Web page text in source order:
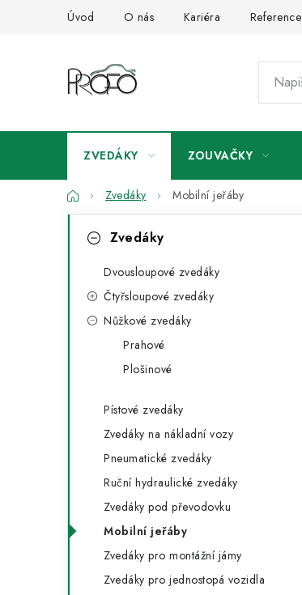
Úvod O nás Kariéra Reference
ZVEDÁKY ZOUVAČKY
DomůZvedáky Mobilní jeřáby
a
kategorieZvedáky
Dvousloupové zvedáky
Čtyřsloupové zvedáky
Nůžkové zvedáky
Prahové
Plošinové
Pístové zvedáky
Zvedáky na nákladní vozy
Pneumatické zvedáky
Ruční hydraulické zvedáky
Zvedáky pod převodovku
Mobilní jeřáby
Zvedáky pro montážní jámy
Zvedáky pro jednostopá vozidla